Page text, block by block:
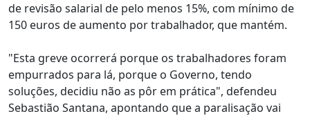
de revisão salarial de pelo menos 15%, com mínimo de
150 euros de aumento por trabalhador, que mantém.
"Esta greve ocorrerá porque os trabalhadores foram
empurrados para lá, porque o Governo, tendo
soluções, decidiu não as pôr em prática", defendeu
Sebastião Santana, apontando que a paralisação vai